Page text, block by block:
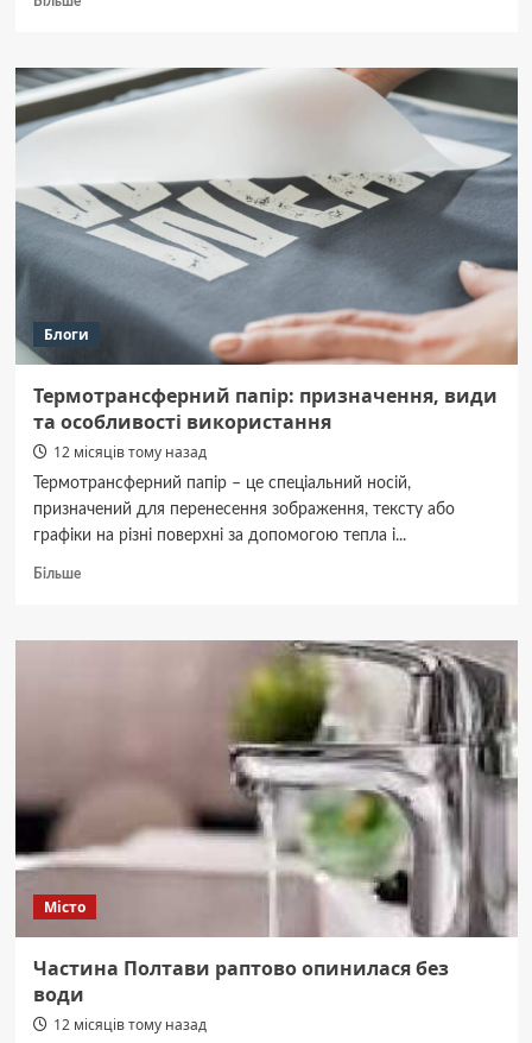
Кременчуці
знову
“замінували”
торгові
центри
Блоги
Термотрансферний папір: призначення, види
та особливості використання
12 місяців тому назад
Термотрансферний папір – це спеціальний носій,
призначений для перенесення зображення, тексту або
графіки на різні поверхні за допомогою тепла і...
БільшеДокладніше
папір:
Місто
Частина Полтави раптово опинилася без
води
12 місяців тому назад